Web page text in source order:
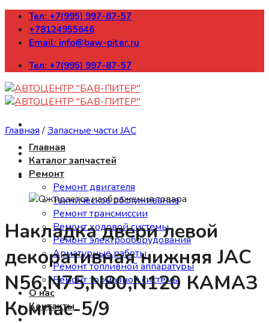
Skip
content
Тел: +7(995) 997-87-57
+78124955646
Email: info@baw-piter.ru
Тел: +7(995) 997-87-57
Главная
Каталог запчастей
Ремонт
Ремонт двигателя
Техническое обслуживание
Ремонт трансмиссии
Ремонт ходовой системы
Ремонт электрооборудования
Арматурные работы
Ремонт топливной аппаратуры
Ремонт тормозной системы
О нас
Контакты
Главная /Запасные части JAC
Накладка двери левой
декоративная нижняя JAC
N56,N75,N80,N120 КАМАЗ
Компас-5/9